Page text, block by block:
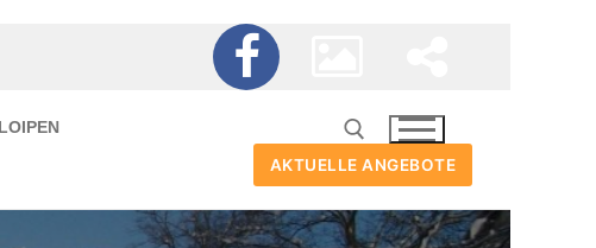
LOIPEN
Suchen nach:
AKTUELLE ANGEBOTE